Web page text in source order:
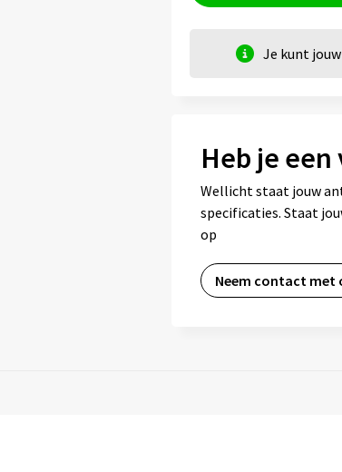
Je kunt
Heb je
Wellicht staat jouw
specificaties. Staat
op
Neem contact met